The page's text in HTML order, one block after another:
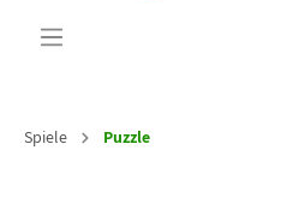
Spiele Puzzle